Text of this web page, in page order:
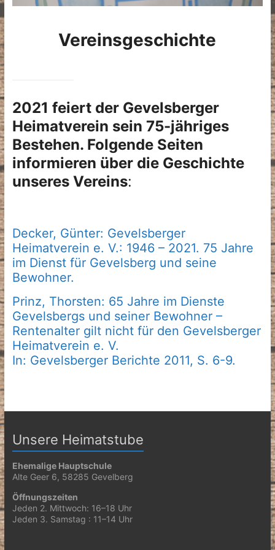
Vereinsgeschichte
2021 feiert der Gevelsberger
Heimatverein sein 75-jähriges
Bestehen. Folgende Seiten
informieren über die Geschichte
unseres Vereins:
Decker, Günter: Gevelsberger
Heimatverein e. V.: 1946 – 2021. 75 Jahre
im Dienst für Gevelsberg und seine
Bewohner.
Prinz, Thorsten: 65 Jahre im Dienste
Gevelsbergs und seiner Bewohner –
Rentenalter gilt nicht für den Gevelsberger
Heimatverein e. V.
In: Gevelsberger Berichte 2011, S. 6-9.
Unsere Heimatstube
Ehemalige Hauptschule
Alte Geer 6, 58285 Gevelberg
Öffnungszeiten
Jeden 2. Mittwoch: 16–18 Uhr
Jeden 3. Samstag : 11–14 Uhr